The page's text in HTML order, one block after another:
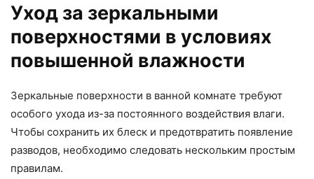
Уход за зеркальными
поверхностями в условиях
повышенной влажности
Зеркальные поверхности в ванной комнате требуют
особого ухода из-за постоянного воздействия влаги.
Чтобы сохранить их блеск и предотвратить появление
разводов, необходимо следовать нескольким простым
правилам.